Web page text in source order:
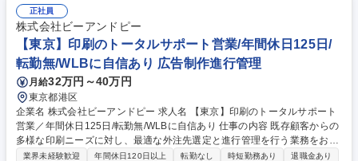
ションです。 当社には越境EC（海外へ商品を販売する取引のこと）に関
するノウハウが豊富にあるため、クライアントの成長に合わせて提案の幅
を広げられる“総合提案型営業”が可能です。 募集職種 【大阪/法人営業】
日本企業の海外進出サポート/有給26日/WEB面接可
正社員
株式会社ビーアンドピー
【東京】印刷のトータルサポート営業/年間休日125日/
転勤無/WLBに自信あり 広告制作進行管理
月給32万円～40万円
東京都港区
企業名 株式会社ビーアンドピー 求人名 【東京】印刷のトータルサポート
営業／年間休日125日/転勤無/WLBに自信あり 仕事の内容 既存顧客からの
多様な印刷ニーズに対し、最適な外注先選定と進行管理を行う業務をお任
せします。インクジェットでは対応困難な大ロット案件を外部パートナー
業界未経験歓迎 年間休日120日以上 転勤なし 時短勤務あり
退職金あり